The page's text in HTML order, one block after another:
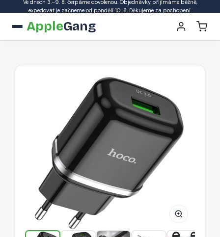
Ve dnech 3.–9. 8. čerpáme dovolenou. Objednávky přijímáme běžně,
expedovat je začneme od pondělí 10. 8. Děkujeme za pochopení.
AppleGang
HOCO
Cestovní
USB
QC3.0,